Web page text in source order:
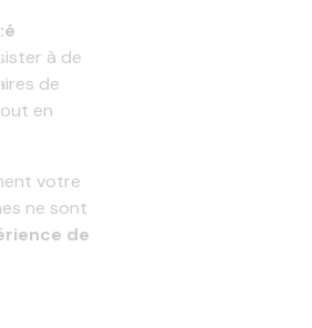
à de
de
en
votre
ne sont
de